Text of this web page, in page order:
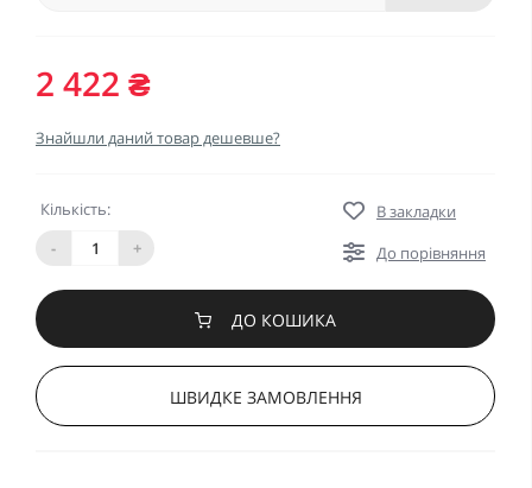
2 422 ₴
Знайшли даний товар дешевше?
Кількість:
-
+
В закладки
До порівняння
ДО КОШИКА
ШВИДКЕ ЗАМОВЛЕННЯ